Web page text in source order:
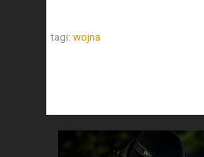
tagi: wojna